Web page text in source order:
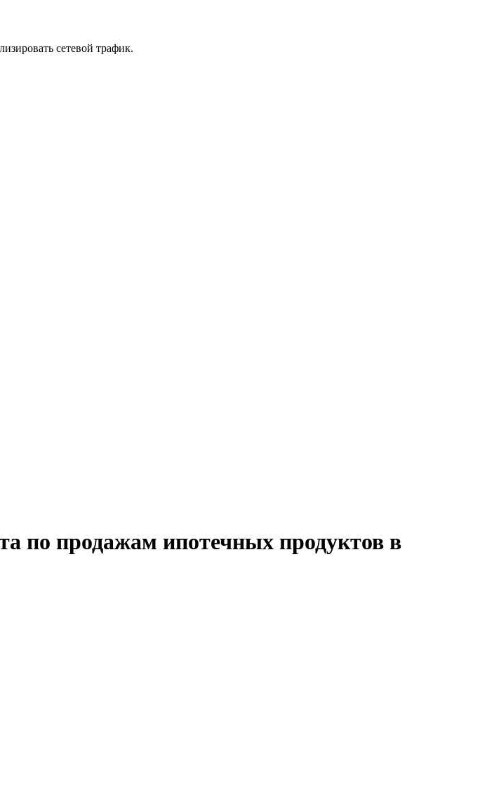
сетевой трафик.
по продажам ипотечных продуктов в